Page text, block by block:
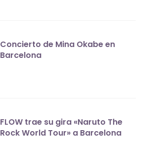
Concierto de Mina Okabe en
Barcelona
FLOW trae su gira «Naruto The
Rock World Tour» a Barcelona